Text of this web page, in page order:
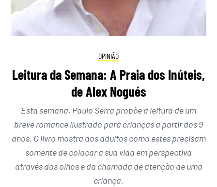
OPINIÃO
Leitura da Semana: A Praia dos Inúteis,
de Alex Nogués
Esta semana, Paulo Serra propõe a leitura de um
breve romance ilustrado para crianças a partir dos 9
anos. O livro mostra aos adultos como estes precisam
somente de colocar a sua vida em perspectiva
através dos olhos e da chamada de atenção de uma
criança.